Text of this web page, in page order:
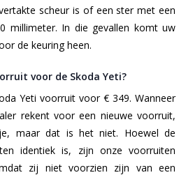
scheur is of een ster met een
millimeter. In die gevallen komt uw
de keuring heen.
voor de Skoda Yeti?
Yeti voorruit voor € 349. Wanneer
rekent voor een nieuwe voorruit,
maar dat is het niet. Hoewel de
identiek is, zijn onze voorruiten
zij niet voorzien zijn van een